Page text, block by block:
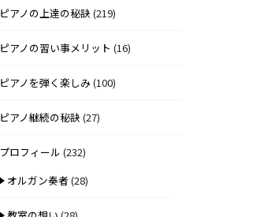
ピアノの上達の秘訣 (219)
ピアノの習い事メリット (16)
ピアノを弾く楽しみ(100)
ピアノ継続の秘訣 (27)
プロフィール (232)
オルガン奏者 (28)